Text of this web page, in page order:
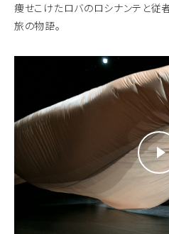
痩せこけたロバのロシナンテと従
旅の物語。